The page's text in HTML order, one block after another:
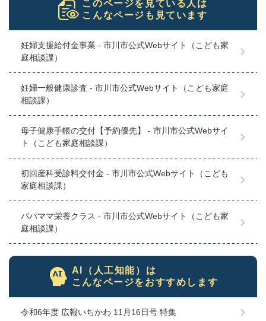
このページを見ている人は
こんなページも見ています
妊婦支援給付金事業 - 市川市公式Webサイト（こども家
庭相談課）
妊婦一般健康診査 - 市川市公式Webサイト（こども家庭
相談課）
母子健康手帳の交付【予約優先】 - 市川市公式Webサイ
ト（こども家庭相談課）
初回産科受診料交付金 - 市川市公式Webサイト（こども
家庭相談課）
パパママ栄養クラス - 市川市公式Webサイト（こども家
庭相談課）
AI（人工知能）は
こんなページをおすすめします
令和6年度 広報いちかわ 11月16日号 特集